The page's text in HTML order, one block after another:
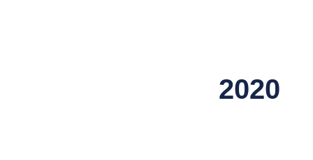
2020